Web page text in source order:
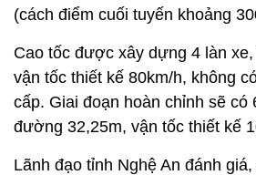
(cách điểm cuối tuyến khoảng
Cao tốc được xây dựng 4 làn
vận tốc thiết kế 80km/h, không
cấp. Giai đoạn hoàn chỉnh sẽ có
đường 32,25m, vận tốc thiết kế
Lãnh đạo tỉnh Nghệ An đánh